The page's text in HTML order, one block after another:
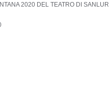
2020 DEL TEATRO DI SANLURI